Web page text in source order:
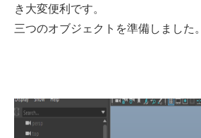
き大変便利です。
三つのオブジェクトを準備しました。